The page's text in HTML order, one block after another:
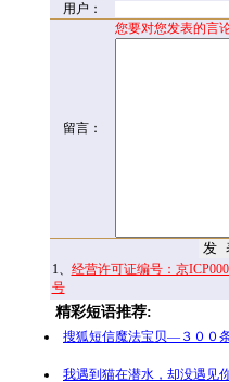
用户：
留言：
您要对您发表的言
1、 经营许可证编号：京
号
精彩短语推荐:
搜狐短信魔法宝贝—３００
我遇到猫在潜水，却没遇见